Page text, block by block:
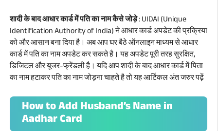
शादी के बाद आधार कार्ड में पति का नाम कैसे जोड़े: UIDAI (Unique
Identification Authority of India) ने आधार कार्ड अपडेट की प्रक्रिया
को और आसान बना दिया है। अब आप घर बैठे ऑनलाइन माध्यम से आधार
कार्ड में पति का नाम अपडेट कर सकते है। यह अपडेट पूरी तरह सुरक्षित,
डिजिटल और यूजर-फ्रेंडली है। यदि आप शादी के बाद आधार कार्ड में पिता
का नाम हटाकर पति का नाम जोड़ना चाहते है तो यह आर्टिकल अंत जरुर पढ़ें
How to Add Husband’s Name in
Aadhar Card